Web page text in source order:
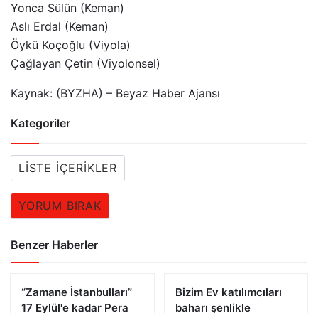
Yonca Sülün (Keman)
Aslı Erdal (Keman)
Öykü Koçoğlu (Viyola)
Çağlayan Çetin (Viyolonsel)
Kaynak: (BYZHA) – Beyaz Haber Ajansı
Kategoriler
LISTE İÇERIKLER
YORUM BIRAK
Benzer Haberler
“Zamane İstanbulları”
17 Eylül'e kadar Pera
Bizim Ev katılımcıları
baharı şenlikle